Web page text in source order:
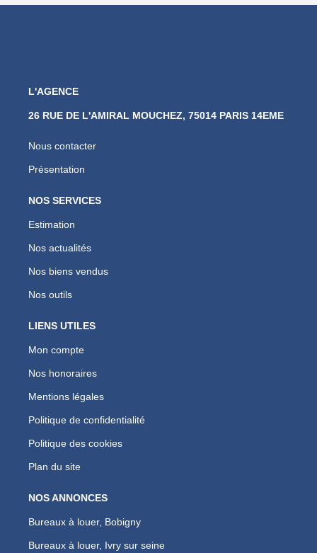
L'AGENCE
26 RUE DE L'AMIRAL MOUCHEZ, 75014 PARIS 14EME
Nous contacter
Présentation
NOS SERVICES
Estimation
Nos actualités
Nos biens vendus
Nos outils
LIENS UTILES
Mon compte
Nos honoraires
Mentions légales
Politique de confidentialité
Politique des cookies
Plan du site
NOS ANNONCES
Bureaux à louer, Bobigny
Bureaux à louer, Ivry sur seine